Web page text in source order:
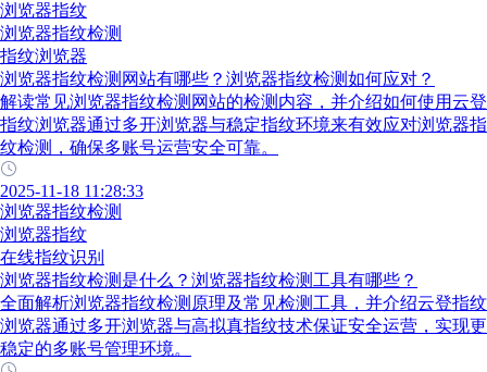
浏览器指纹
浏览器指纹检测
指纹浏览器
浏览器指纹检测网站有哪些？浏览器指纹检测如何应对？
解读常见浏览器指纹检测网站的检测内容，并介绍如何使用云登
指纹浏览器通过多开浏览器与稳定指纹环境来有效应对浏览器指
纹检测，确保多账号运营安全可靠。
2025-11-18 11:28:33
浏览器指纹检测
浏览器指纹
在线指纹识别
浏览器指纹检测是什么？浏览器指纹检测工具有哪些？
全面解析浏览器指纹检测原理及常见检测工具，并介绍云登指纹
浏览器通过多开浏览器与高拟真指纹技术保证安全运营，实现更
稳定的多账号管理环境。